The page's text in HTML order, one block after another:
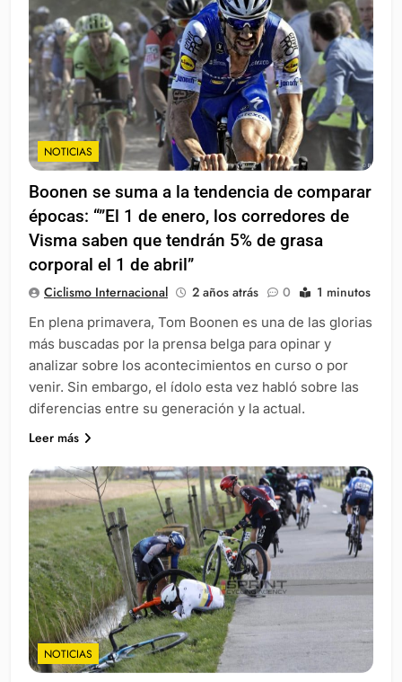
NOTICIAS
Boonen se suma a la tendencia de comparar
épocas: “”El 1 de enero, los corredores de
Visma saben que tendrán 5% de grasa
corporal el 1 de abril”
Ciclismo Internacional 2 años atrás 0 1 minutos
En plena primavera, Tom Boonen es una de las glorias
más buscadas por la prensa belga para opinar y
analizar sobre los acontecimientos en curso o por
venir. Sin embargo, el ídolo esta vez habló sobre las
diferencias entre su generación y la actual.
Leer más
NOTICIAS